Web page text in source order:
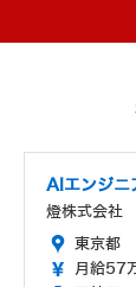
AIエンジニ
燈株式会社
東京都
月給57